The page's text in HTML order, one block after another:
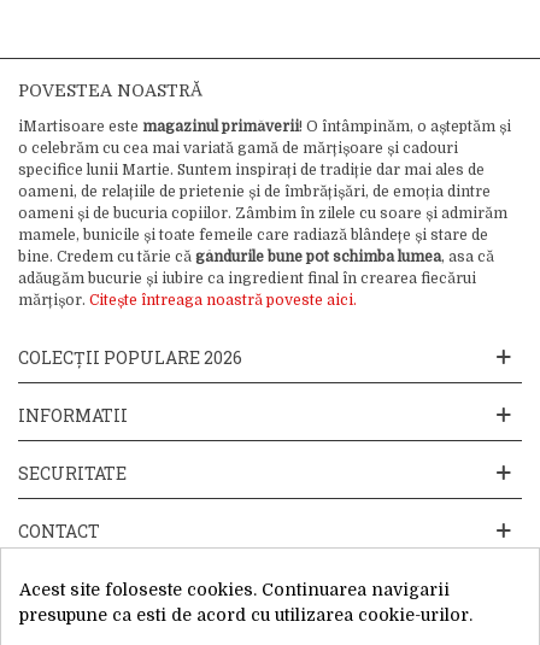
POVESTEA NOASTRĂ
iMartisoare este magazinul primăverii! O întâmpinăm, o așteptăm și
o celebrăm cu cea mai variată gamă de mărțișoare și cadouri
specifice lunii Martie. Suntem inspirați de tradiție dar mai ales de
oameni, de relațiile de prietenie și de îmbrățișări, de emoția dintre
oameni și de bucuria copiilor. Zâmbim în zilele cu soare și admirăm
mamele, bunicile și toate femeile care radiază blândețe și stare de
bine. Credem cu tărie că gândurile bune pot schimba lumea, asa că
adăugăm bucurie și iubire ca ingredient final în crearea fiecărui
mărțișor. Citește întreaga noastră poveste aici.
COLECȚII POPULARE 2026
INFORMATII
SECURITATE
CONTACT
Acest site foloseste cookies. Continuarea navigarii
presupune ca esti de acord cu utilizarea cookie-urilor.